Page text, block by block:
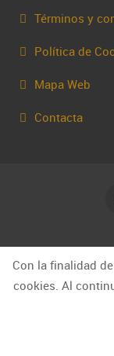
Términos y
Política de
Mapa Web
Contacta
©
Con la finalidad
cookies. Al